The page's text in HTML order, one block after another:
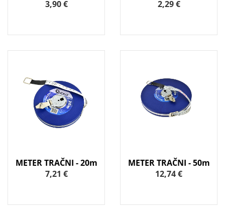
3,90 € 2,29 €
METER TRAČNI - 20m
7,21 €
METER TRAČNI - 50m
12,74 €